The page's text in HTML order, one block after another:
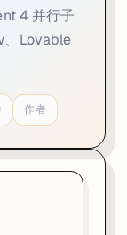
4 并行子
、Lovable
作者